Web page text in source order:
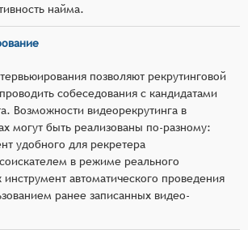
найма.
позволяют рекрутинговой
собеседования с кандидатами
Возможности видеорекрутинга в
могут быть реализованы по-разному:
удобного для рекретера
в режиме реального
автоматического проведения
ранее записанных видео-